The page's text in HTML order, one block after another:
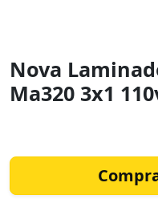
Nova
Ma320 3x1